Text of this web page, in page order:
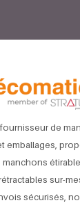
de
emballages,
sur-
sécurisés,